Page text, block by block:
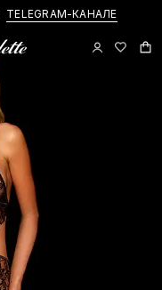
TELEGRAM-КАНАЛЕ